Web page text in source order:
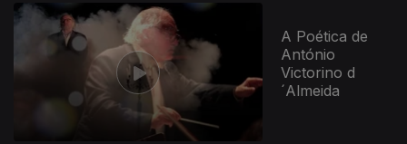
A Poética de
António
Victorino d
´Almeida